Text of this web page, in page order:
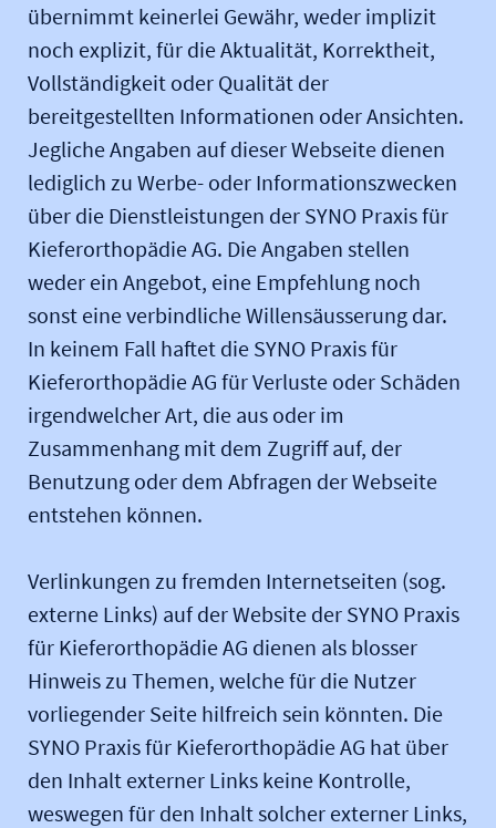
übernimmt keinerlei Gewähr, weder implizit
noch explizit, für die Aktualität, Korrektheit,
Vollständigkeit oder Qualität der
bereitgestellten Informationen oder Ansichten.
Jegliche Angaben auf dieser Webseite dienen
lediglich zu Werbe- oder Informationszwecken
über die Dienstleistungen der SYNO Praxis für
Kieferorthopädie AG. Die Angaben stellen
weder ein Angebot, eine Empfehlung noch
sonst eine verbindliche Willensäusserung dar.
In keinem Fall haftet die SYNO Praxis für
Kieferorthopädie AG für Verluste oder Schäden
irgendwelcher Art, die aus oder im
Zusammenhang mit dem Zugriff auf, der
Benutzung oder dem Abfragen der Webseite
entstehen können.
Verlinkungen zu fremden Internetseiten (sog.
externe Links) auf der Website der SYNO Praxis
für Kieferorthopädie AG dienen als blosser
Hinweis zu Themen, welche für die Nutzer
vorliegender Seite hilfreich sein könnten. Die
SYNO Praxis für Kieferorthopädie AG hat über
den Inhalt externer Links keine Kontrolle,
weswegen für den Inhalt solcher externer Links,